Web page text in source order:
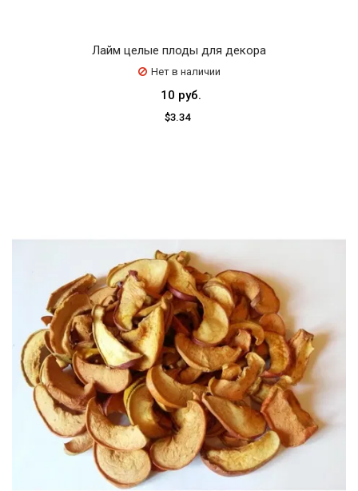
Лайм целые плоды для декора
Нет в наличии
10 руб.
$3.34